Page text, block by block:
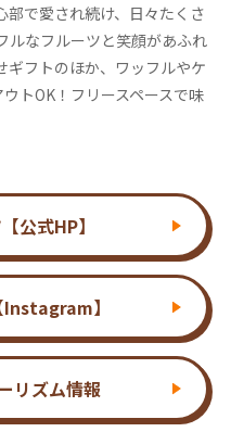
部で愛され続け、日々たくさ
ルなフルーツと笑顔があふれ
ギフトのほか、ワッフルやケ
トOK！フリースペースで味
公式HP】
】
リズム情報